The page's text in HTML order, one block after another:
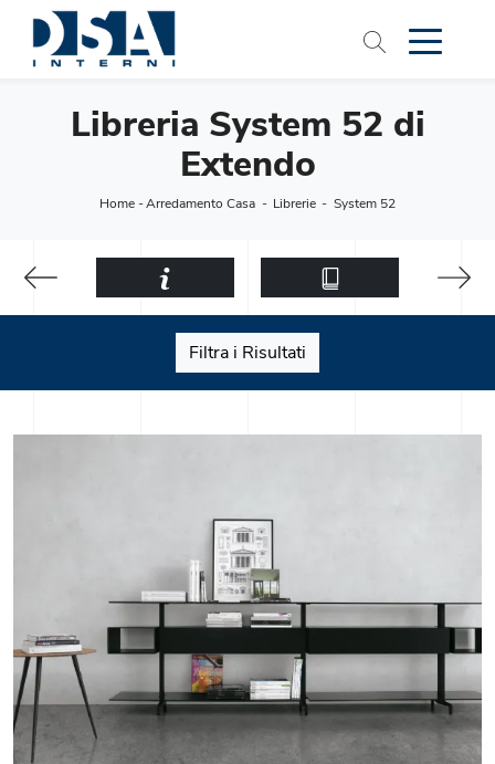
Libreria System 52 di
Extendo
Home-Arredamento Casa - Librerie - System 52
Filtra i Risultati